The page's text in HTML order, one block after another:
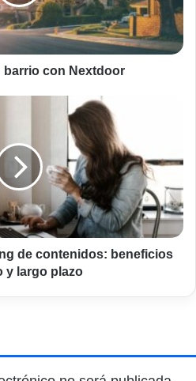
barrio con Nextdoor
de contenidos: beneficios
y largo plazo